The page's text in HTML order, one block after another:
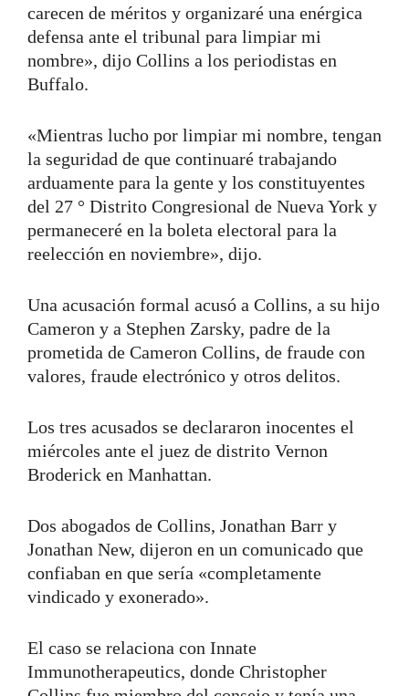
carecen de méritos y organizaré una enérgica
defensa ante el tribunal para limpiar mi
nombre», dijo Collins a los periodistas en
Buffalo.
«Mientras lucho por limpiar mi nombre, tengan
la seguridad de que continuaré trabajando
arduamente para la gente y los constituyentes
del 27 ° Distrito Congresional de Nueva York y
permaneceré en la boleta electoral para la
reelección en noviembre», dijo.
Una acusación formal acusó a Collins, a su hijo
Cameron y a Stephen Zarsky, padre de la
prometida de Cameron Collins, de fraude con
valores, fraude electrónico y otros delitos.
Los tres acusados ​​se declararon inocentes el
miércoles ante el juez de distrito Vernon
Broderick en Manhattan.
Dos abogados de Collins, Jonathan Barr y
Jonathan New, dijeron en un comunicado que
confiaban en que sería «completamente
vindicado y exonerado».
El caso se relaciona con Innate
Immunotherapeutics, donde Christopher